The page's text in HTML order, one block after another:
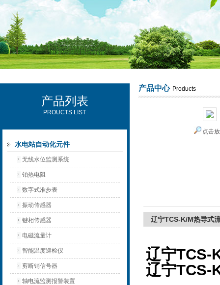
西安可雷可水电设备有限公司
产品列表
PROUCTS LIST
水电站自动化元件
无线水位监测系统
铂热电阻
数字式准步表
振动传感器
键相传感器
电磁流量计
智能温度巡检仪
剪断销信号器
轴电流监测报警装置
产品中心 Products
点击
辽宁TCS-K/M热导式
辽宁TCS-
辽宁TCS-